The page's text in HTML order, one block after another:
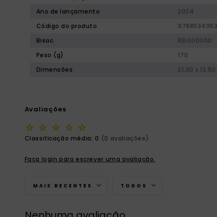
Ano de lançamento
2024
Código do produto
Bisac
REL000000
Peso (g)
170
Dimensões
21,00 x 13,50
Avaliações
☆ ☆ ☆ ☆ ☆
Classificação média: 0 (0 avaliações)
Faça login para escrever uma avaliação.
MAIS RECENTES TODOS